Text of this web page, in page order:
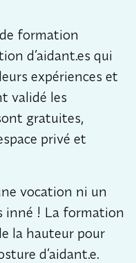
formation
d’aidant.es qui
expériences et
validé les
gratuites,
privé et
vocation ni un
inné ! La formation
la hauteur pour
d’aidant.e.